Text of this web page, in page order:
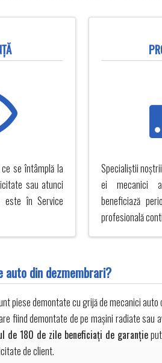
se întâmplă la
sau atunci
este în Service
Specialiștii
ei mecanici
beneficiază
profesională
auto din dezmembrari?
piese demontate cu grijă de mecanici
fiind demontate de pe mașini radiate sau
de 180 de zile beneficiați de garanție
de client.